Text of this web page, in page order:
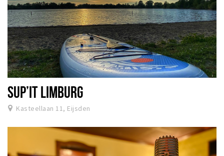
SUP’IT LIMBURG
Kasteellaan 11, Eijsden